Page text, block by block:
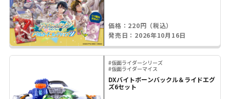
価格：220円（税込）
発売日：2026年10月16日
#仮面ライダーシリーズ
#仮面ライダーマイス
DXバイトボーンバックル＆ライドエグ
ズ6セット